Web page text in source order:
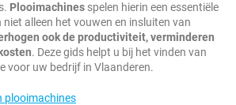
Plooimachines spelen hierin een essentiële
alleen het vouwen en insluiten van
ook de productiviteit, verminderen
. Deze gids helpt u bij het vinden van
voor uw bedrijf in Vlaanderen.
plooimachines